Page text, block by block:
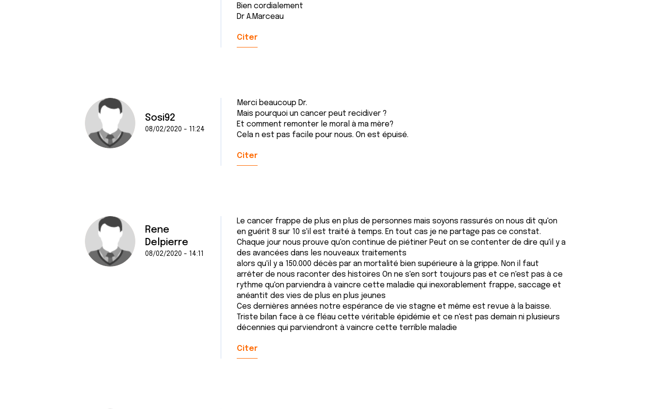
Bien cordialement
Dr A.Marceau
Citer
Sosi92
08/02/2020 - 11:24
Merci beaucoup Dr.
Mais pourquoi un cancer peut recidiver ?
Et comment remonter le moral à ma mère?
Cela n est pas facile pour nous. On est épuisé.
Citer
Rene
Delpierre
08/02/2020 - 14:11
Le cancer frappe de plus en plus de personnes mais soyons rassurés on nous dit qu'on
en guérit 8 sur 10 s'il est traité à temps. En tout cas je ne partage pas ce constat.
Chaque jour nous prouve qu'on continue de piétiner Peut on se contenter de dire qu'il y a
des avancées dans les nouveaux traitements
alors qu'il y a 150.000 décès par an mortalité bien supérieure à la grippe. Non il faut
arrêter de nous raconter des histoires On ne s'en sort toujours pas et ce n'est pas à ce
rythme qu'on parviendra à vaincre cette maladie qui inexorablement frappe, saccage et
anéantit des vies de plus en plus jeunes
Ces dernières années notre espérance de vie stagne et même est revue à la baisse.
Triste bilan face à ce fléau cette véritable épidémie et ce n'est pas demain ni plusieurs
décennies qui parviendront à vaincre cette terrible maladie
Citer